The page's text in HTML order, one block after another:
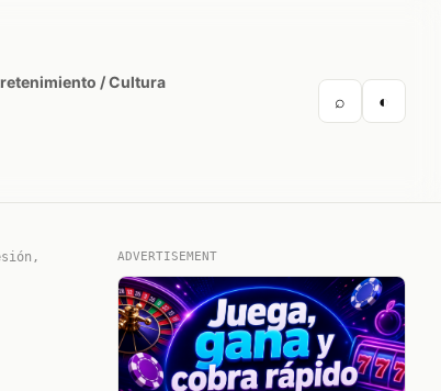
/ Cultura
⌕ ◐
ADVERTISEMENT